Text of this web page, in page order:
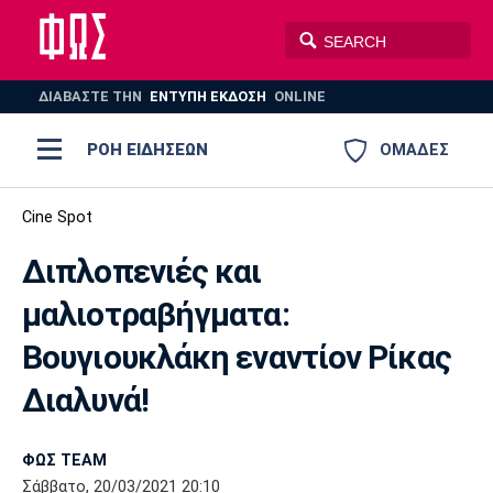
ΔΙΑΒΑΣΤΕ THN ΕΝΤΥΠΗ ΕΚΔΟΣΗ ONLINE
ΟΜΑΔΕΣ
ΡΟΗ ΕΙΔΗΣΕΩΝ
ΠΟΔΟΣΦΑΙΡΟ
ΠΟΛΟ
AUTO-MOTO PLUS
Ποδόσφαιρο
Super League 1
Super League 2
Γ Εθνική
Μπάσκετ
Ελλάδα
Εθνική
Ολυμπιακοί Αγώνες
Βόλεϊ
Ολυμπιακός ΑΕΚ
Cine Spot
Διπλοπενιές και
μαλιοτραβήγματα:
Βουγιουκλάκη εναντίον Ρίκας
Διαλυνά!
ΦΩΣ TEAM
Σάββατο, 20/03/2021 20:10